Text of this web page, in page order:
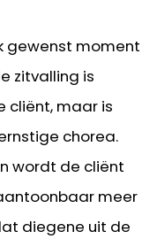
gewenst moment
zitvalling is
cliënt, maar is
chorea.
wordt de cliënt
meer
diegene uit de